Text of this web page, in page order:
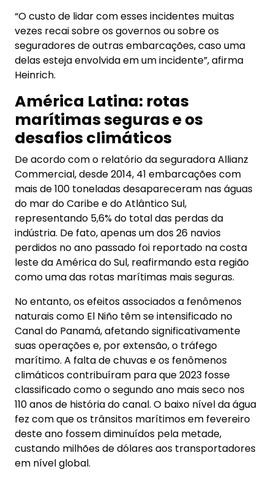
“O custo de lidar com esses incidentes muitas
vezes recai sobre os governos ou sobre os
seguradores de outras embarcações, caso uma
delas esteja envolvida em um incidente”, afirma
Heinrich.
América Latina: rotas
marítimas seguras e os
desafios climáticos
De acordo com o relatório da seguradora Allianz
Commercial, desde 2014, 41 embarcações com
mais de 100 toneladas desapareceram nas águas
do mar do Caribe e do Atlântico Sul,
representando 5,6% do total das perdas da
indústria. De fato, apenas um dos 26 navios
perdidos no ano passado foi reportado na costa
leste da América do Sul, reafirmando esta região
como uma das rotas marítimas mais seguras.
No entanto, os efeitos associados a fenômenos
naturais como El Niño têm se intensificado no
Canal do Panamá, afetando significativamente
suas operações e, por extensão, o tráfego
marítimo. A falta de chuvas e os fenômenos
climáticos contribuíram para que 2023 fosse
classificado como o segundo ano mais seco nos
110 anos de história do canal. O baixo nível da água
fez com que os trânsitos marítimos em fevereiro
deste ano fossem diminuídos pela metade,
custando milhões de dólares aos transportadores
em nível global.